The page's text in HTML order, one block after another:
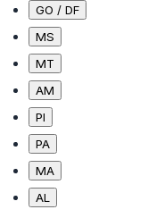
GO / DF
MS
MT
AM
PI
PA
MA
AL